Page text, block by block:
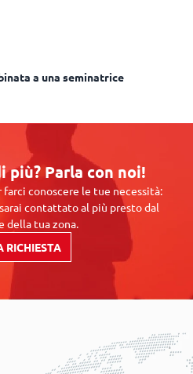
a una seminatrice
più? Parla con noi!
conoscere le tue necessità:
contattato al più presto dal
della tua zona.
RICHIESTA